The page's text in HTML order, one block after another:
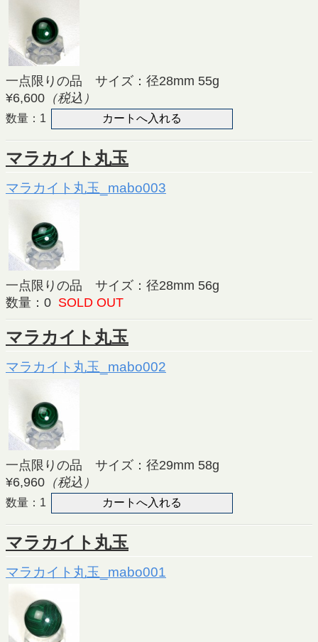
一点限りの品 サイズ：径28mm 55g
¥6,600 （税込）
数量：1
マラカイト丸玉
マラカイト丸玉_mabo003
一点限りの品 サイズ：径28mm 56g
数量：0 SOLD OUT
マラカイト丸玉
マラカイト丸玉_mabo002
一点限りの品 サイズ：径29mm 58g
¥6,960 （税込）
数量：1
マラカイト丸玉
マラカイト丸玉_mabo001